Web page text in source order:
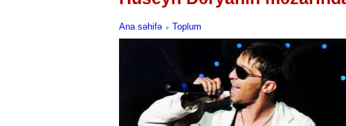
Ana səhifə Toplum